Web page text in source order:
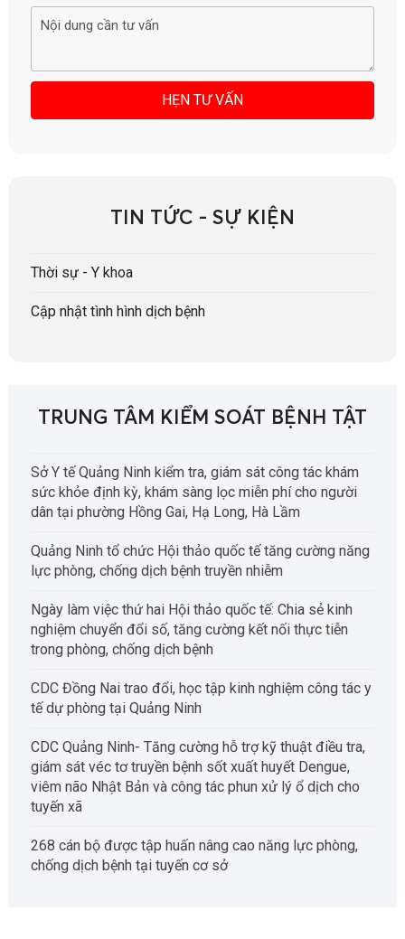
TIN TỨC - SỰ KIỆN
Thời sự - Y khoa
Cập nhật tình hình dịch bệnh
TRUNG TÂM KIỂM SOÁT BỆNH TẬT
Sở Y tế Quảng Ninh kiểm tra, giám sát công tác khám
sức khỏe định kỳ, khám sàng lọc miễn phí cho người
dân tại phường Hồng Gai, Hạ Long, Hà Lầm
Quảng Ninh tổ chức Hội thảo quốc tế tăng cường năng
lực phòng, chống dịch bệnh truyền nhiễm
Ngày làm việc thứ hai Hội thảo quốc tế: Chia sẻ kinh
nghiệm chuyển đổi số, tăng cường kết nối thực tiễn
trong phòng, chống dịch bệnh
CDC Đồng Nai trao đổi, học tập kinh nghiệm công tác y
tế dự phòng tại Quảng Ninh
CDC Quảng Ninh- Tăng cường hỗ trợ kỹ thuật điều tra,
giám sát véc tơ truyền bệnh sốt xuất huyết Dengue,
viêm não Nhật Bản và công tác phun xử lý ổ dịch cho
tuyến xã
268 cán bộ được tập huấn nâng cao năng lực phòng,
chống dịch bệnh tại tuyến cơ sở